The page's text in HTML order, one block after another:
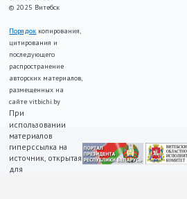
© 2025 Витебск
Порядок копирования,
цитирования и
последующего
распространение
авторских материалов,
размещенных на
сайте vitbichi.by
При
использовании
материалов
гиперссылка на
источник, открытая
для